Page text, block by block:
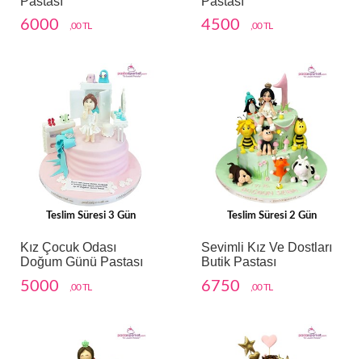
6000 ,00 TL 4500 ,00 TL
Teslim Süresi 3 Gün
Kız Çocuk Odası
Doğum Günü Pastası
5000 ,00 TL
Teslim Süresi 2 Gün
Sevimli Kız Ve Dostları
Butik Pastası
6750 ,00 TL